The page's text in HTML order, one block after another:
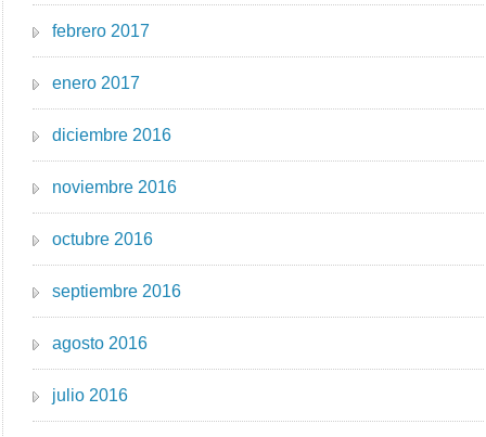
febrero 2017
enero 2017
diciembre 2016
noviembre 2016
octubre 2016
septiembre 2016
agosto 2016
julio 2016